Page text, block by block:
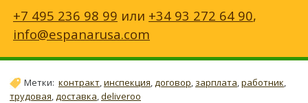
+7 495 236 98 99 или +34 93 272 64 90,
info@espanarusa.com
Метки: контракт,инспекция,договор, зарплата,работник,
трудовая,доставка,deliveroo